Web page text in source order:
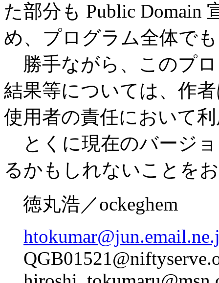
た部分も Public Domain
め、プログラム全体で
勝手ながら、このプ
結果等については、作
使用者の責任において
とくに現在のバージ
るかもしれないことを
徳丸浩／ockeghem